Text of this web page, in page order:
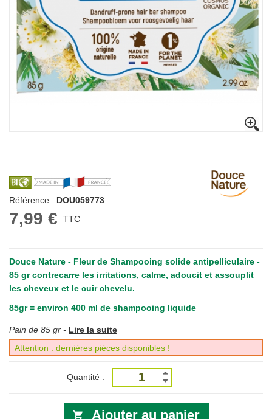
Référence : DOU059773
7,99 € TTC
Douce Nature - Fleur de Shampooing solide antipelliculaire -
85 grcontrecarre les irritations, calme, adoucit et assouplit
les cheveux et le cuir chevelu.
85gr = environ 400 ml de shampooing liquide
Pain de 85 gr - Lire la suite
Attention : dernières pièces disponibles !
Quantité :
Ajouter au panier